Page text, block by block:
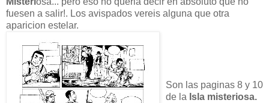
fuesen a salir!. Los avispados vereis alguna que otra
aparicion estelar.
Son las paginas 8 y 10
de la Isla misteriosa.